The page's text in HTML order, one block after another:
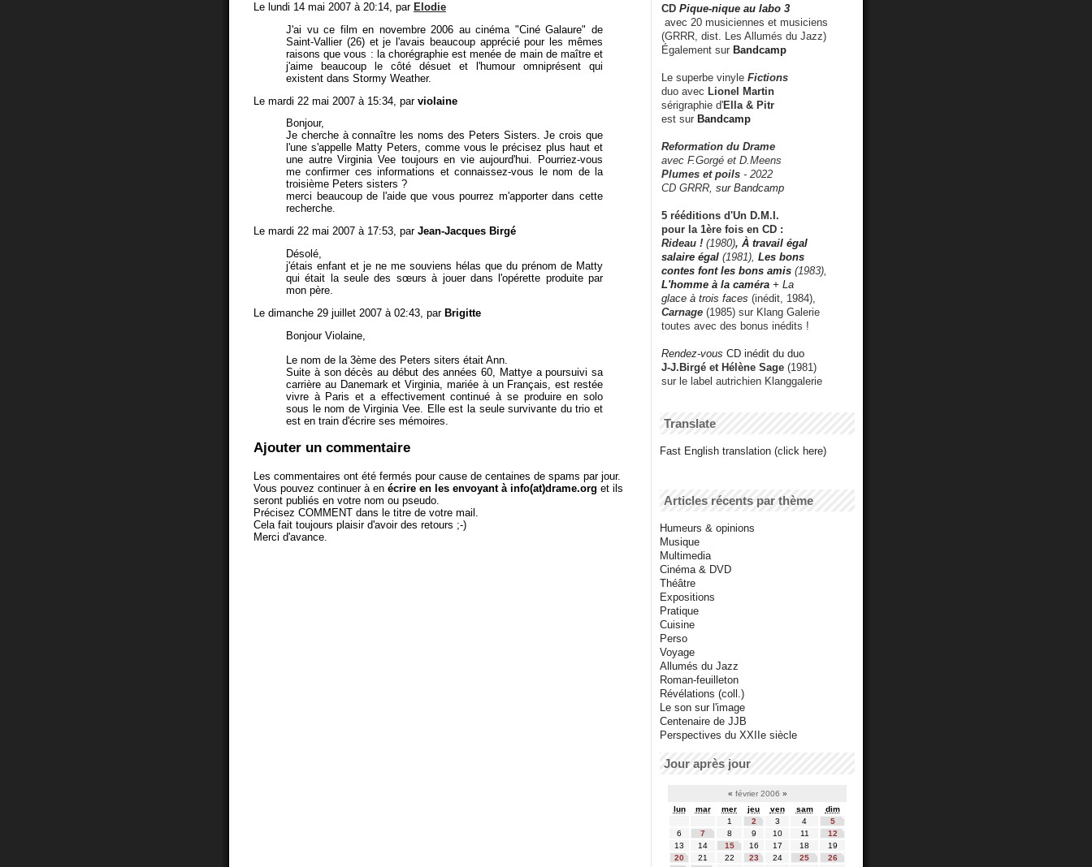
Le lundi 14 mai 2007 à 20:14, par Elodie
J'ai vu ce film en novembre 2006 au cinéma "Ciné Galaure" de
Saint-Vallier (26) et je l'avais beaucoup apprécié pour les mêmes
raisons que vous : la chorégraphie est menée de main de maître et
j'aime beaucoup le côté désuet et l'humour omniprésent qui
existent dans Stormy Weather.
Le mardi 22 mai 2007 à 15:34, par violaine
Bonjour,
Je cherche à connaître les noms des Peters Sisters. Je crois que
l'une s'appelle Matty Peters, comme vous le précisez plus haut et
une autre Virginia Vee toujours en vie aujourd'hui. Pourriez-vous
me confirmer ces informations et connaissez-vous le nom de la
troisième Peters sisters ?
merci beaucoup de l'aide que vous pourrez m'apporter dans cette
recherche.
Le mardi 22 mai 2007 à 17:53, par Jean-Jacques Birgé
Désolé,
j'étais enfant et je ne me souviens hélas que du prénom de Matty
qui était la seule des sœurs à jouer dans l'opérette produite par
mon père.
Le dimanche 29 juillet 2007 à 02:43, par Brigitte
Bonjour Violaine,
Le nom de la 3ème des Peters siters était Ann.
Suite à son décès au début des années 60, Mattye a poursuivi sa
carrière au Danemark et Virginia, mariée à un Français, est restée
vivre à Paris et a effectivement continué à se produire en solo
sous le nom de Virginia Vee. Elle est la seule survivante du trio et
est en train d'écrire ses mémoires.
Ajouter un commentaire
Les commentaires ont été fermés pour cause de centaines de spams par jour.
Vous pouvez continuer à en écrire en les envoyant à info(at)drame.org et ils
seront publiés en votre nom ou pseudo.
Précisez COMMENT dans le titre de votre mail.
Cela fait toujours plaisir d'avoir des retours ;-)
Merci d'avance.
CD Pique-nique au labo 3
avec 20 musiciennes et musiciens
(GRRR, dist. Les Allumés du Jazz)
Également sur Bandcamp
Le superbe vinyle Fictions
duo avec Lionel Martin
sérigraphie d'Ella & Pitr
est sur Bandcamp
Reformation du Drame
avec F.Gorgé et D.Meens
Plumes et poils - 2022
CD GRRR, sur Bandcamp
5 rééditions d'Un D.M.I.
pour la 1ère fois en CD :
Rideau ! (1980), À travail égal
salaire égal (1981), Les bons
contes font les bons amis (1983),
L'homme à la caméra + La
glace à trois faces (inédit, 1984),
Carnage (1985) sur Klang Galerie
toutes avec des bonus inédits !
Rendez-vous CD inédit du duo
J-J.Birgé et Hélène Sage (1981)
sur le label autrichien Klanggalerie
Translate
Fast English translation (click here)
Articles récents par thème
Humeurs & opinions
Musique
Multimedia
Cinéma & DVD
Théâtre
Expositions
Pratique
Cuisine
Perso
Voyage
Allumés du Jazz
Roman-feuilleton
Révélations (coll.)
Le son sur l'image
Centenaire de JJB
Perspectives du XXIIe siècle
Jour après jour
« février 2006 »
lun
mar mer jeu ven sam
dim
1
2 3 4
5
6
7 8 9 10 11
12
13
14 15 16 17 18
19
20
21 22 23 24 25
26